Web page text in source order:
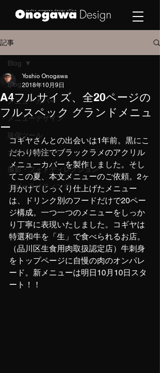
記事
Blog
メニューカバー
メニューデザイン
販促ツール
オリジナルグッズ
撮影・フォトディレクション
コピーライティング
Blog
A4フルサイズ、全20ページの
フルスペック グランドメニュ
ー
Yoshio Onogawa
2018年10月9日
コギヤさんとの出会いは1年前。黒にこ
だわり特注でブラックラメのアクリル
メニューカバーを製作しました。そし
てこの夏、本文メニューのご依頼。2ヶ
月かけてじっくり仕上げたメニュー
は、ドリンク別のフードだけで20ペー
ジ構成。一つ一つのメニューをしっか
り丁寧に表現いたしました。コギヤは
特選和牛を「生」で食べられるお店。
（品川区生食用肉取扱認定店）牛刺身
をトップページに自慢の肉のオンパレ
ード。新メニューは明日10月10日スタ
ート！！